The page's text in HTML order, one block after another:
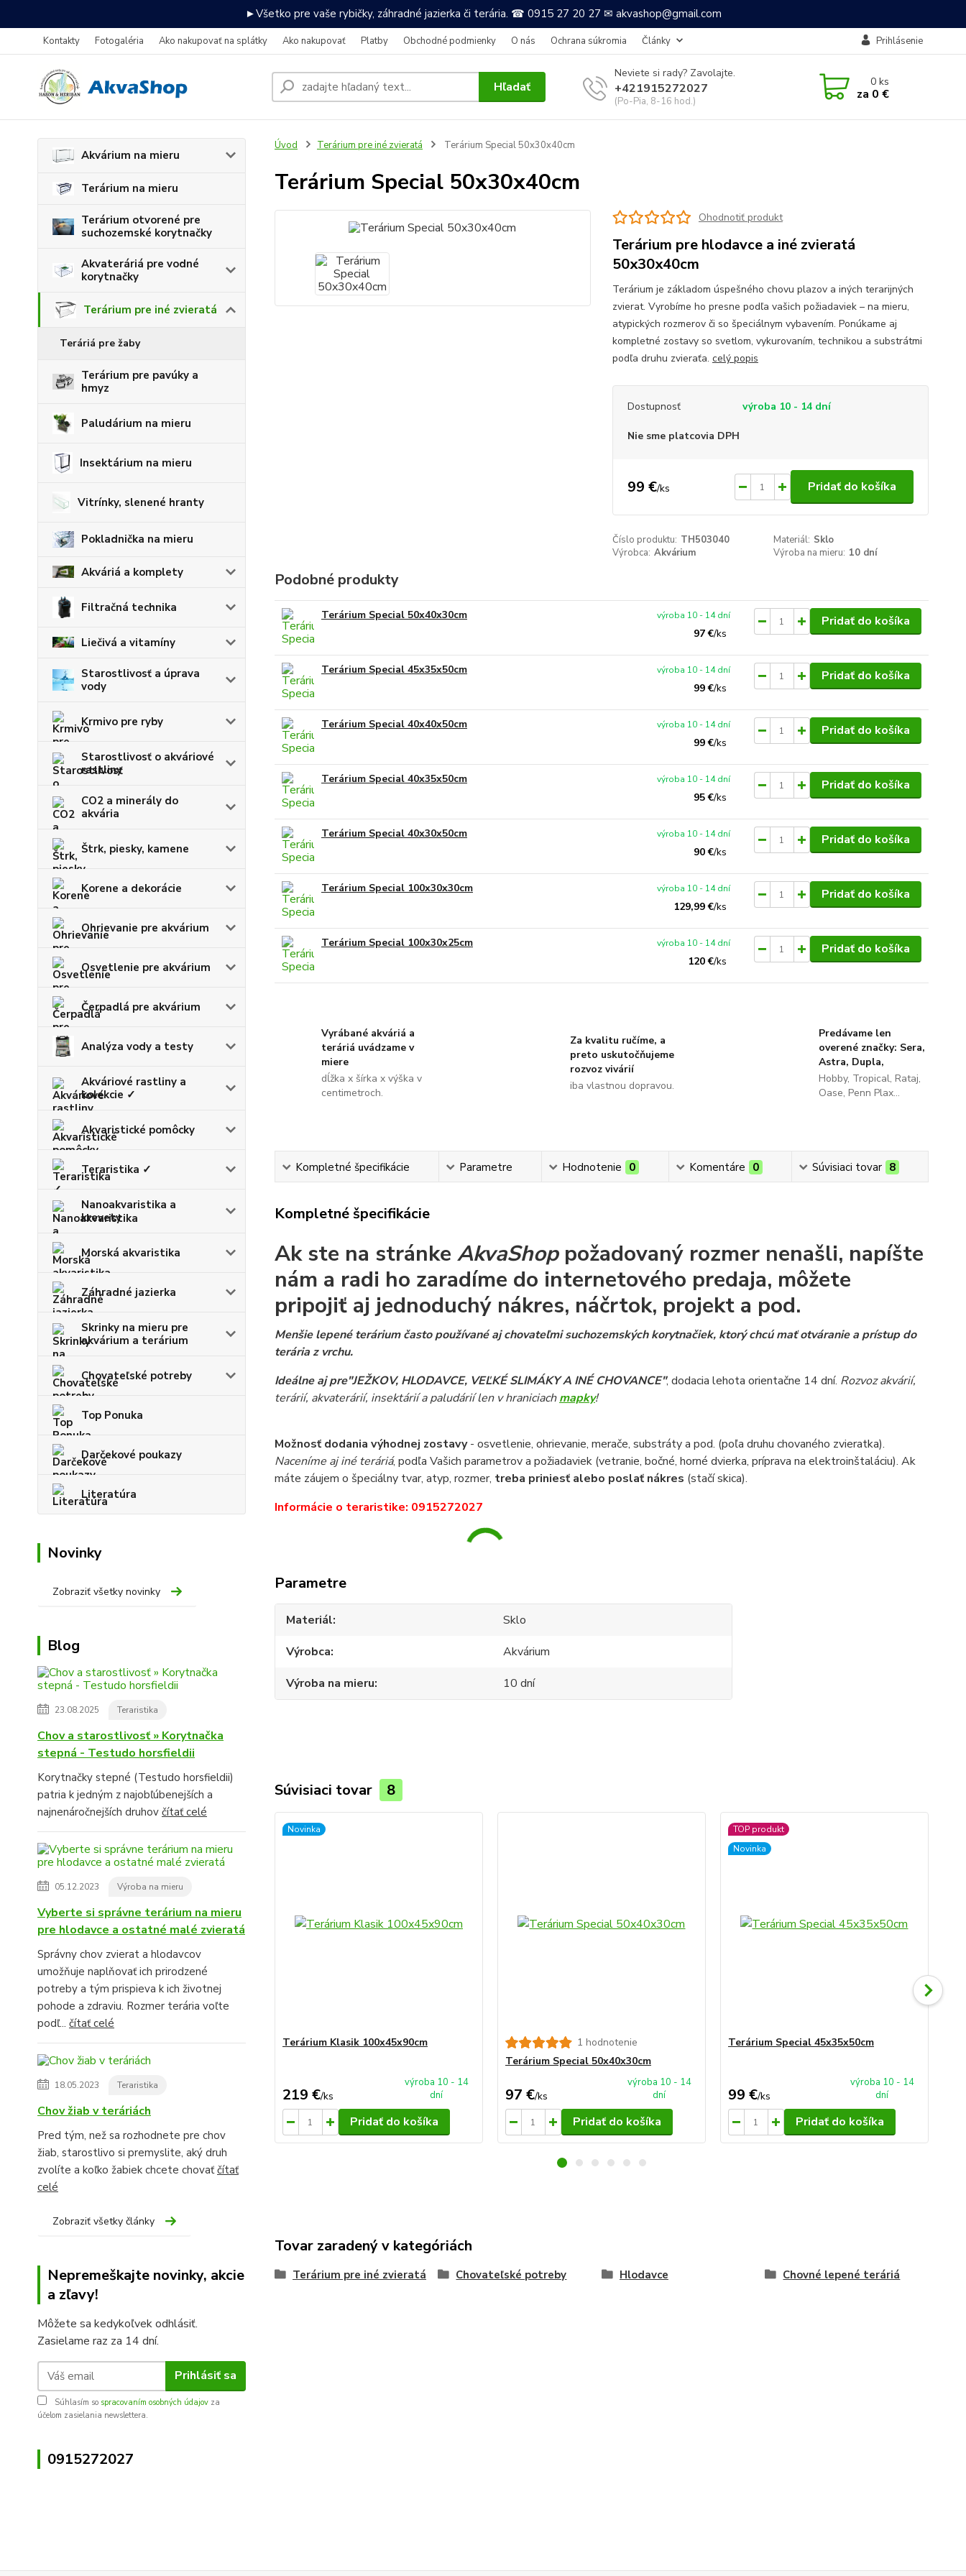
►Všetko pre vaše rybičky, záhradné jazierka či terária. ☎ 0915 27 20 27 ✉ akvashop@gmail.com
Kontakty Fotogaléria Ako nakupovať na splátky Ako nakupovať Platby Obchodné podmienky O nás Ochrana súkromia Články Prihlásenie
Hľadať
Neviete si rady? Zavolajte.
+421915272027
(Po-Pia, 8-16 hod.)
0ks
za 0 €
Akvárium na mieru
Terárium na mieru
Terárium otvorené pre
suchozemské korytnačky
Akvateráriá pre vodné
korytnačky
Terárium pre iné zvieratá
Teráriá pre žaby
Terárium pre pavúky a
hmyz
Paludárium na mieru
Insektárium na mieru
Vitrínky, slenené hranty
Pokladnička na mieru
Akváriá a komplety
Filtračná technika
Liečivá a vitamíny
Starostlivosť a úprava
vody
Krmivo pre ryby
Starostlivosť o akváriové
rastliny
CO2 a minerály do
akvária
Štrk, piesky, kamene
Korene a dekorácie
Ohrievanie pre akvárium
Osvetlenie pre akvárium
Čerpadlá pre akvárium
Analýza vody a testy
Akváriové rastliny a
kolekcie ✓
Akvaristické pomôcky
Teraristika ✓
Nanoakvaristika a
krevety
Morská akvaristika
Záhradné jazierka
Skrinky na mieru pre
akvárium a terárium
Chovateľské potreby
Top Ponuka
Darčekové poukazy
Literatúra
Novinky
Zobraziť všetky novinky
Blog
23.08.2025 Teraristika
Chov a starostlivosť » Korytnačka
stepná - Testudo horsfieldii
Korytnačky stepné (Testudo horsfieldii)
patria k jedným z najobľúbenejších a
najnenáročnejších druhov čítať celé
05.12.2023 Výroba na mieru
Vyberte si správne terárium na mieru
pre hlodavce a ostatné malé zvieratá
Správny chov zvierat a hlodavcov
umožňuje naplňovať ich prirodzené
potreby a tým prispieva k ich životnej
pohode a zdraviu. Rozmer terária voľte
podľ... čítať celé
18.05.2023 Teraristika
Chov žiab v teráriách
Pred tým, než sa rozhodnete pre chov
žiab, starostlivo si premyslite, aký druh
zvolíte a koľko žabiek chcete chovaťčítať
celé
Zobraziť všetky články
Nepremeškajte novinky, akcie
a zľavy!
Môžete sa kedykoľvek odhlásiť.
Zasielame raz za 14 dní.
Prihlásiť sa
Súhlasím so spracovaním osobných údajov za
účelom zasielania newslettera.
0915272027
Úvod Terárium pre iné zvieratá Terárium Special 50x30x40cm
Terárium Special 50x30x40cm
Ohodnotiť produkt
Terárium pre hlodavce a iné zvieratá
50x30x40cm
Terárium je základom úspešného chovu plazov a iných terarijných
zvierat. Vyrobíme ho presne podľa vašich požiadaviek – na mieru,
atypických rozmerov či so špeciálnym vybavením. Ponúkame aj
kompletné zostavy so svetlom, vykurovaním, technikou a substrátmi
podľa druhu zvieraťa. celý popis
Dostupnosť výroba 10 - 14 dní
Nie sme platcovia DPH
99 €/ks Pridať do košíka
Číslo produktu: TH503040 Materiál: Sklo
Výrobca: Akvárium Výroba na mieru: 10 dní
Podobné produkty
Terárium Special 50x40x30cm
97 €/ks
výroba 10 - 14 dní Pridať do košíka
Terárium Special 45x35x50cm
99 €/ks
výroba 10 - 14 dní Pridať do košíka
Terárium Special 40x40x50cm
99 €/ks
výroba 10 - 14 dní Pridať do košíka
Terárium Special 40x35x50cm
95 €/ks
výroba 10 - 14 dní Pridať do košíka
Terárium Special 40x30x50cm
90 €/ks
výroba 10 - 14 dní Pridať do košíka
Terárium Special 100x30x30cm
129,99 €/ks
výroba 10 - 14 dní Pridať do košíka
Terárium Special 100x30x25cm
120 €/ks
výroba 10 - 14 dní Pridať do košíka
Vyrábané akváriá a
teráriá uvádzame v
miere
dĺžka x šírka x výška v
centimetroch.
Za kvalitu ručíme, a
preto uskutočňujeme
rozvoz vivárií
iba vlastnou dopravou.
Predávame len
overené značky: Sera,
Astra, Dupla,
Hobby, Tropical, Rataj,
Oase, Penn Plax...
Kompletné špecifikácie Parametre Hodnotenie 0 Komentáre 0 Súvisiaci tovar 8
Kompletné špecifikácie
Ak ste na stránke AkvaShoppožadovaný rozmer nenašli, napíšte
nám a radi ho zaradíme do internetového predaja, môžete
pripojiť aj jednoduchý nákres, náčrtok, projekt a pod.
Menšie lepené terárium často používané aj chovateľmi suchozemských korytnačiek, ktorý chcú mať otváranie a prístup do
terária z vrchu.
Ideálne aj pre"JEŽKOV, HLODAVCE, VEĽKÉSLIMÁKY A INÉ CHOVANCE", dodacia lehota orientačne 14 dní. Rozvoz akvárií,
terárií, akvaterárií, insektárií a paludárií len v hraniciachmapky!
Možnosť dodania výhodnej zostavy- osvetlenie, ohrievanie, merače, substráty a pod. (poľa druhu chovaného zvieratka).
Naceníme aj iné teráriá, podľa Vašich parametrov a požiadaviek (vetranie, bočné, horné dvierka, príprava na elektroinštaláciu). Ak
máte záujem o špeciálny tvar, atyp, rozmer, treba priniesť alebo poslať nákres (stačí skica).
Informácie o teraristike: 0915272027
Parametre
Materiál
Sklo
Výrobca
Akvárium
Výroba na mieru
10 dní
Súvisiaci tovar 8
Novinka
Terárium Klasik 100x45x90cm
219 €/ks
výroba 10 - 14
dní
Pridať do košíka
1 hodnotenie
Terárium Special 50x40x30cm
97 €/ks
výroba 10 - 14
dní
Pridať do košíka
TOP produkt
Novinka
Terárium Special 45x35x50cm
99 €/ks
výroba 10 - 14
dní
Pridať do košíka
Tovar zaradený v kategóriách
Terárium pre iné zvieratá Chovateľské potreby Hlodavce Chovné lepené teráriá